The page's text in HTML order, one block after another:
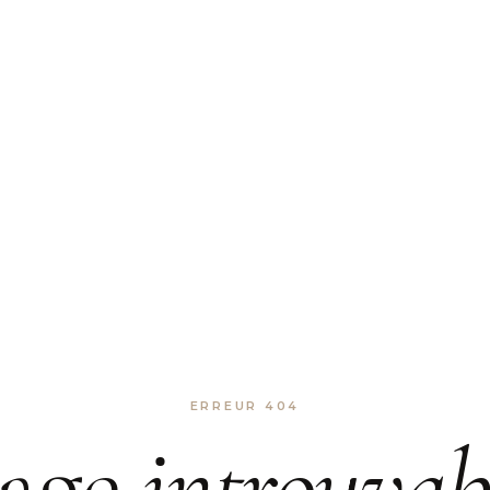
ERREUR 404